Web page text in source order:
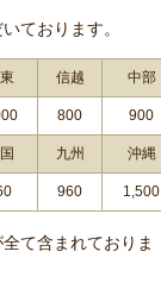
ております。
信越 中部
800 900
九州 沖縄
960 1,500
て含まれておりま